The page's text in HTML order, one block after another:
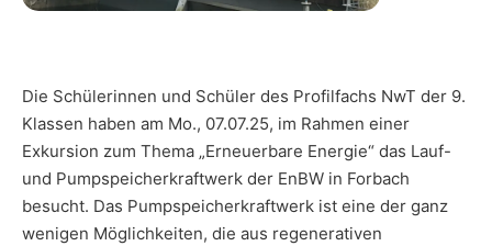
Die Schülerinnen und Schüler des Profilfachs NwT der 9.
Klassen haben am Mo., 07.07.25, im Rahmen einer
Exkursion zum Thema „Erneuerbare Energie“ das Lauf-
und Pumpspeicherkraftwerk der EnBW in Forbach
besucht. Das Pumpspeicherkraftwerk ist eine der ganz
wenigen Möglichkeiten, die aus regenerativen